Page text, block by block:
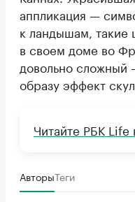
аппликация —
к ландышам, такие
в своем доме во
довольно сложный
образу эффект
Читайте РБК Life
АвторыТеги